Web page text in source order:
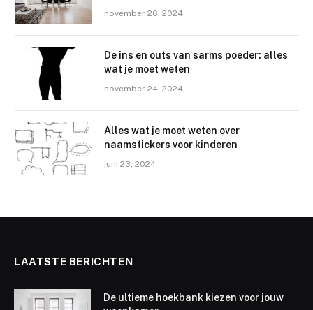
november 26, 2024
De ins en outs van sarms poeder: alles
wat je moet weten
november 24, 2024
Alles wat je moet weten over
naamstickers voor kinderen
juni 23, 2024
LAATSTE BERICHTEN
De ultieme hoekbank kiezen voor jouw